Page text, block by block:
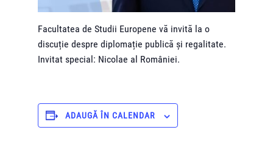
Facultatea de Studii Europene vă invită la o
discuție despre diplomație publică și regalitate.
Invitat special: Nicolae al României.
ADAUGĂ ÎN CALENDAR